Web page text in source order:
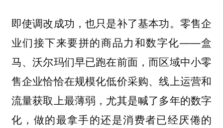
即使调改成功，也只是补了基本功。零售企
业们接下来要拼的商品力和数字化——盒
马、沃尔玛们早已跑在前面，而区域中小零
售企业恰恰在规模化低价采购、线上运营和
流量获取上最薄弱，尤其是喊了多年的数字
化，做的最拿手的还是消费者已经厌倦的